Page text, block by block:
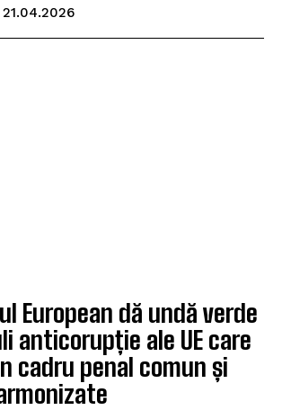
21.04.2026
European dă undă verde
anticorupție ale UE care
cadru penal comun și